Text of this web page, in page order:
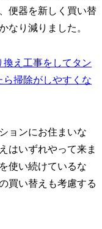
便器を新しく買い替
なり減りました。
換え工事をしてタン
ら掃除がしやすくな
ョンにお住まいな
はいずれやって来ま
使い続けているな
買い替えも考慮する